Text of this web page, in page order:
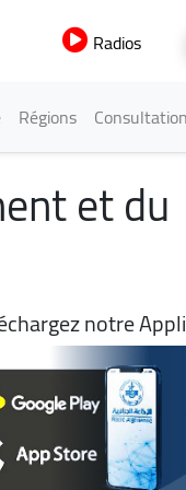
Radios
Régions
et du
notre